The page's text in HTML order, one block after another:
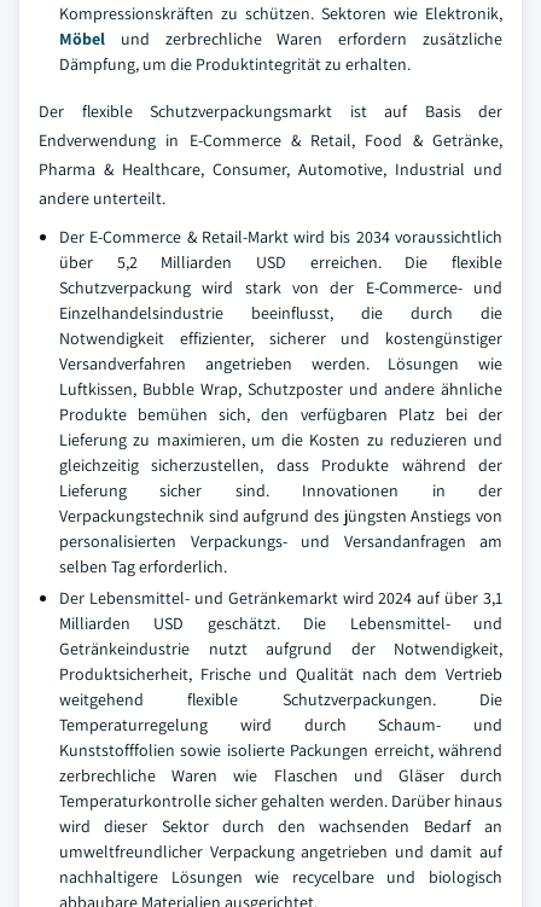
Kompressionskräften zu schützen. Sektoren wie Elektronik,
Möbel und zerbrechliche Waren erfordern zusätzliche
Dämpfung, um die Produktintegrität zu erhalten.
Der flexible Schutzverpackungsmarkt ist auf Basis der
Endverwendung in E-Commerce & Retail, Food & Getränke,
Pharma & Healthcare, Consumer, Automotive, Industrial und
andere unterteilt.
Der E-Commerce & Retail-Markt wird bis 2034 voraussichtlich
über 5,2 Milliarden USD erreichen. Die flexible
Schutzverpackung wird stark von der E-Commerce- und
Einzelhandelsindustrie beeinflusst, die durch die
Notwendigkeit effizienter, sicherer und kostengünstiger
Versandverfahren angetrieben werden. Lösungen wie
Luftkissen, Bubble Wrap, Schutzposter und andere ähnliche
Produkte bemühen sich, den verfügbaren Platz bei der
Lieferung zu maximieren, um die Kosten zu reduzieren und
gleichzeitig sicherzustellen, dass Produkte während der
Lieferung sicher sind. Innovationen in der
Verpackungstechnik sind aufgrund des jüngsten Anstiegs von
personalisierten Verpackungs- und Versandanfragen am
selben Tag erforderlich.
Der Lebensmittel- und Getränkemarkt wird 2024 auf über 3,1
Milliarden USD geschätzt. Die Lebensmittel- und
Getränkeindustrie nutzt aufgrund der Notwendigkeit,
Produktsicherheit, Frische und Qualität nach dem Vertrieb
weitgehend flexible Schutzverpackungen. Die
Temperaturregelung wird durch Schaum- und
Kunststofffolien sowie isolierte Packungen erreicht, während
zerbrechliche Waren wie Flaschen und Gläser durch
Temperaturkontrolle sicher gehalten werden. Darüber hinaus
wird dieser Sektor durch den wachsenden Bedarf an
umweltfreundlicher Verpackung angetrieben und damit auf
nachhaltigere Lösungen wie recycelbare und biologisch
abbaubare Materialien ausgerichtet.